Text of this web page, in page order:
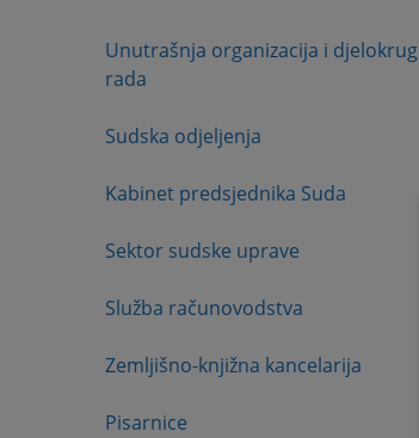
Unutrašnja organizacija i djelokrug
rada
Sudska odjeljenja
Kabinet predsjednika Suda
Sektor sudske uprave
Služba računovodstva
Zemljišno-knjižna kancelarija
Pisarnice